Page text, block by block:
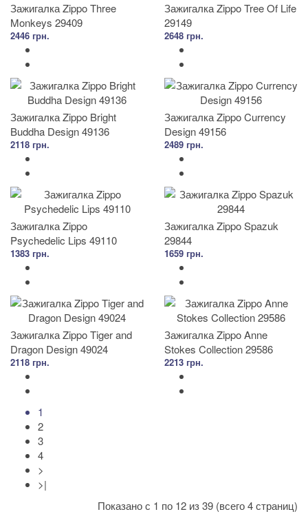
Зажигалка Zippo Three
Monkeys 29409
2446 грн.
Зажигалка Zippo Tree Of Life
29149
2648 грн.
Зажигалка Zippo Bright
Buddha Design 49136
2118 грн.
Зажигалка Zippo Currency
Design 49156
2489 грн.
Зажигалка Zippo
Psychedelic Lips 49110
1383 грн.
Зажигалка Zippo Spazuk
29844
1659 грн.
Зажигалка Zippo Tiger and
Dragon Design 49024
2118 грн.
Зажигалка Zippo Anne
Stokes Collection 29586
2213 грн.
1
2
3
4
>
>|
Показано с 1 по 12 из 39 (всего 4 страниц)